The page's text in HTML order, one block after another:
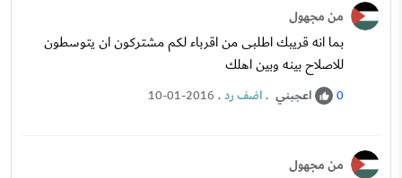
من مجهول
بما انه قريبك اطلبى من اقرباء لكم مشتركون ان يتوسطون
للاصلاح بينه وبين اهلك
0 اعجبني .اضف رد.
10-01-2016
من مجهول